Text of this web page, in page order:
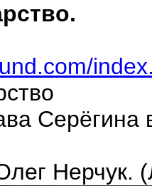
Нерчук.